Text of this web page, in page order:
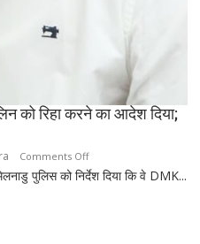
को रिहा करने का आदेश दिया;
Comments Offon
मद्रास
पुलिस को निर्देश दिया कि वे DMK...